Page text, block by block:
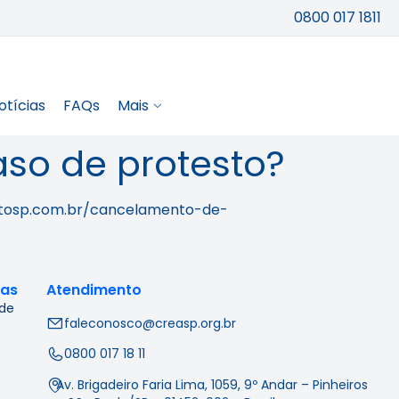
0800 017 1811
FAQs Mais
de protesto?
cancelamento-de-
Atendimento
faleconosco@creasp.org.br
0800 017 18 11
Av. Brigadeiro Faria Lima, 1059, 9º Andar – Pinheiros